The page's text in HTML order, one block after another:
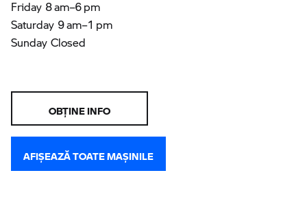
Friday 8 am–6 pm
Saturday 9 am–1 pm
Sunday Closed
OBŢINE INFO
AFIŞEAZĂ TOATE MAŞINILE